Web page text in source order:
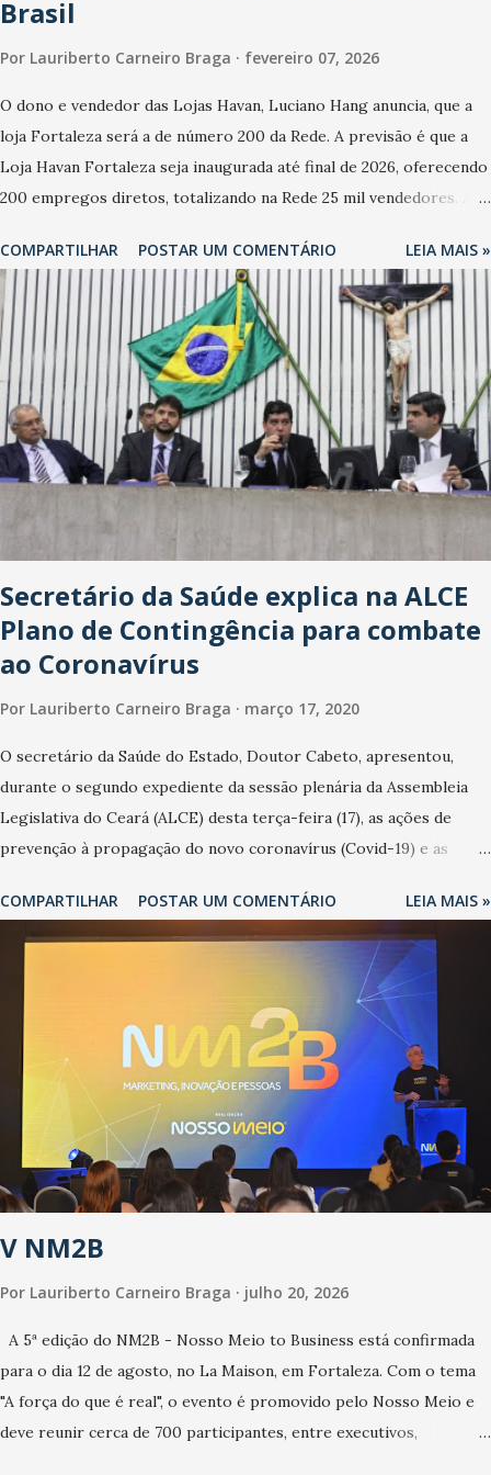
Brasil
Por Lauriberto Carneiro Braga fevereiro 07, 2026
O dono e vendedor das Lojas Havan, Luciano Hang anuncia, que a
loja Fortaleza será a de número 200 da Rede. A previsão é que a
Loja Havan Fortaleza seja inaugurada até final de 2026, oferecendo
200 empregos diretos, totalizando na Rede 25 mil vendedores. A
oficialmente, mas fontes extraoficiais indicam, que será na Avenida
Washington Soares-Messejana. Uma coisa é certa: será a maior
loja Havan do Brasil.
COMPARTILHAR POSTAR UM COMENTÁRIO LEIA MAIS »
Secretário da Saúde explica na ALCE
Plano de Contingência para combate
ao Coronavírus
Por Lauriberto Carneiro Braga março 17, 2020
O secretário da Saúde do Estado, Doutor Cabeto, apresentou,
durante o segundo expediente da sessão plenária da Assembleia
Legislativa do Ceará (ALCE) desta terça-feira (17), as ações de
prevenção à propagação do novo coronavírus (Covid-19) e as
da pandemia e atendimento aos enfermos. O secretário informou
que o Estado tem desenvolvido um plano de contingência pautado
em formas de reconhecimento da população suspeita e de
cuidados com os ambientes públicos e domiciliares. “Nós não
estamos vivendo uma epidemia comum, como temos em todos os
anos, com aumento de casos de dengue, influenza ou H1N1. Trata-
se de uma epidemia com um vírus diferente, com um poder de
contaminação maior que outros coronavírus”, apontou o
secretário. Segundo ele, é uma epidemia com chance de
contaminação alta, podendo gerar um grande risco à população e
ao sistema de saúde. “Precisamos saber fazer a estratificação do
risco da doença, para não so...
COMPARTILHAR POSTAR UM COMENTÁRIO LEIA MAIS »
V NM2B
Por Lauriberto Carneiro Braga julho 20, 2026
A 5ª edição do NM2B - Nosso Meio to Business está confirmada
para o dia 12 de agosto, no La Maison, em Fortaleza. Com o tema
"A força do que é real", o evento é promovido pelo Nosso Meio e
deve reunir cerca de 700 participantes, entre executivos,